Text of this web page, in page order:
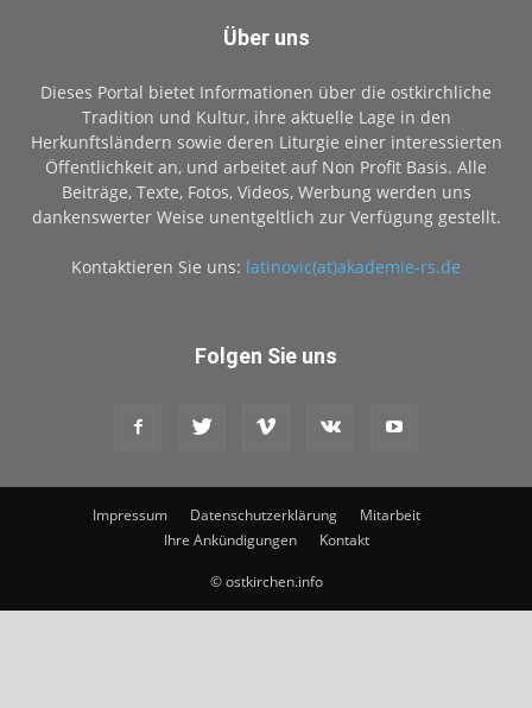
Über uns
Dieses Portal bietet Informationen über die ostkirchliche
Tradition und Kultur, ihre aktuelle Lage in den
Herkunftsländern sowie deren Liturgie einer interessierten
Öffentlichkeit an, und arbeitet auf Non Profit Basis. Alle
Beiträge, Texte, Fotos, Videos, Werbung werden uns
dankenswerter Weise unentgeltlich zur Verfügung gestellt.
Kontaktieren Sie uns: latinovic(at)akademie-rs.de
Folgen Sie uns
Impressum Datenschutzerklärung
Mitarbeit
Ihre Ankündigungen
Kontakt
© ostkirchen.info